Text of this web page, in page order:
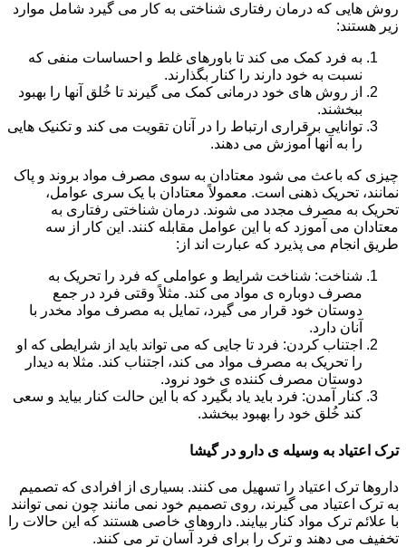
روش هایی که درمان رفتاری شناختی به کار می گیرد شامل موارد
زیر هستند:
به فرد کمک می کند تا باورهای غلط و احساسات منفی که
نسبت به خود دارند را کنار بگذارند.
از روش های خود درمانی کمک می گیرند تا خُلق آنها را بهبود
ببخشند.
توانایی برقراری ارتباط را در آنان تقویت می کند و تکنیک هایی
را به آنها آموزش می دهند.
چیزی که باعث می شود معتادان به سوی مصرف مواد بروند و پاک
نمانند، تحریک ذهنی است. معمولاً معتادان با یک سری عوامل،
تحریک به مصرف مجدد می شوند. درمان شناختی رفتاری به
معتادان می آموزد که با این عوامل مقابله کنند. این کار از سه
طریق انجام می پذیرد که عبارت اند از:
شناخت: شناخت شرایط و عواملی که فرد را تحریک به
مصرف دوباره ی مواد می کند. مثلاً وقتی فرد در جمع
دوستان خود قرار می گیرد، تمایل به مصرف مواد مخدر با
آنان دارد.
اجتناب کردن: فرد تا جایی که می تواند باید از شرایطی که او
را تحریک به مصرف مواد می کند، اجتناب کند. مثلا به دیدار
دوستان مصرف کننده ی خود نرود.
کنار آمدن: فرد باید یاد بگیرد که با این حالت کنار بیاید و سعی
کند خُلق خود را بهبود ببخشد.
ترک اعتیاد به وسیله ی دارو در گیشا
داروها ترک اعتیاد را تسهیل می کنند. بسیاری از افرادی که تصمیم
به ترک اعتیاد می گیرند، روی تصمیم خود نمی مانند چون نمی توانند
با علائم ترک مواد کنار بیایند. داروهای خاصی هستند که این حالات را
تخفیف می دهند و ترک را برای فرد آسان تر می کنند.